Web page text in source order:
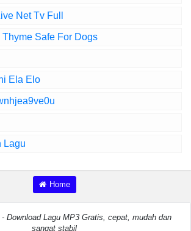
Net Tv Full
Safe For Dogs
Ela Elo
Lagu
Home
Download Lagu MP3 Gratis, cepat, mudah dan
sangat stabil